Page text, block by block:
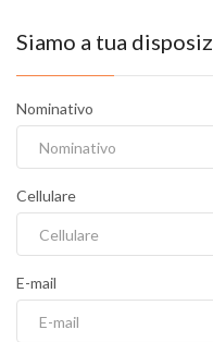
Siamo a tua
Nominativo
Cellulare
E-mail